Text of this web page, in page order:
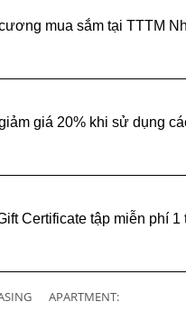
mua sắm tại TTTM
giá 20% khi sử dụng
Certificate tập miễn phí 1
APARTMENT: